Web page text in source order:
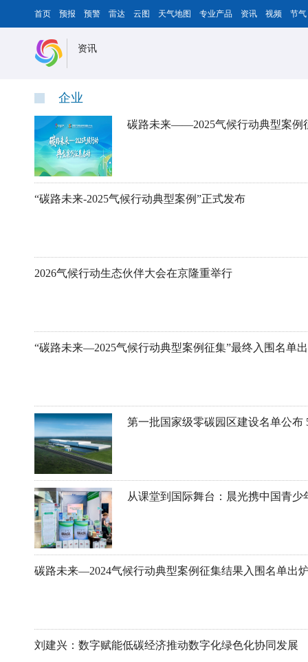
首页 预报 预警 雷达 云图 天气地图 专业产品 资讯 视频 节气
资讯
企业
碳路未来——2025气候行动典型案例
“碳路未来-2025气候行动典型案例”正式发布
2026气候行动生态伙伴大会在京隆重举行
“碳路未来—2025气候行动典型案例征集”最终入围名单
碳路未来—2024气候行动典型案例征集结果入围名单出
刘建兴：数字赋能低碳经济推动数字化绿色化协同发展